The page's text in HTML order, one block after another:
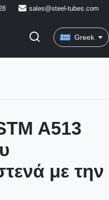
sales@steel-tubes.com
Greek
A513
με την